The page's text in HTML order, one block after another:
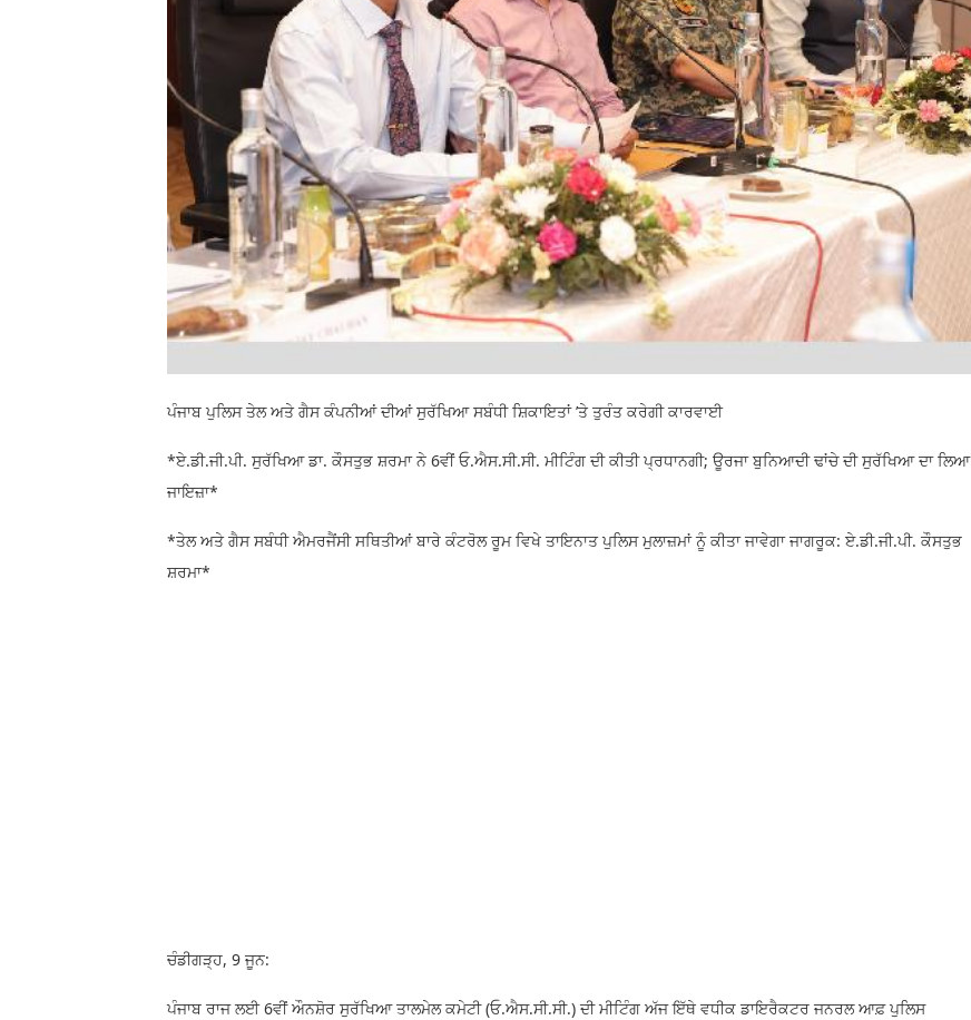
ਪੰਜਾਬ ਪੁਲਿਸ ਤੇਲ ਅਤੇ ਗੈਸ ਕੰਪਨੀਆਂ ਦੀਆਂ ਸੁਰੱਖਿਆ ਸਬੰਧੀ ਸ਼ਿਕਾਇਤਾਂ ’ਤੇ ਤੁਰੰਤ ਕਰੇਗੀ ਕਾਰਵਾਈ
*ਏ.ਡੀ.ਜੀ.ਪੀ. ਸੁਰੱਖਿਆ ਡਾ. ਕੌਸਤੁਭ ਸ਼ਰਮਾ ਨੇ 6ਵੀਂ ਓ.ਐਸ.ਸੀ.ਸੀ. ਮੀਟਿੰਗ ਦੀ ਕੀਤੀ ਪ੍ਰਧਾਨਗੀ; ਊਰਜਾ ਬੁਨਿਆਦੀ ਢਾਂਚੇ ਦੀ ਸੁਰੱਖਿਆ ਦਾ ਲਿਆ
ਜਾਇਜ਼ਾ*
*ਤੇਲ ਅਤੇ ਗੈਸ ਸਬੰਧੀ ਐਮਰਜੈਂਸੀ ਸਥਿਤੀਆਂ ਬਾਰੇ ਕੰਟਰੋਲ ਰੂਮ ਵਿਖੇ ਤਾਇਨਾਤ ਪੁਲਿਸ ਮੁਲਾਜ਼ਮਾਂ ਨੂੰ ਕੀਤਾ ਜਾਵੇਗਾ ਜਾਗਰੂਕ: ਏ.ਡੀ.ਜੀ.ਪੀ. ਕੌਸਤੁਭ
ਸ਼ਰਮਾ*
ਚੰਡੀਗੜ੍ਹ, 9 ਜੂਨ:
ਪੰਜਾਬ ਰਾਜ ਲਈ 6ਵੀਂ ਔਨਸ਼ੋਰ ਸੁਰੱਖਿਆ ਤਾਲਮੇਲ ਕਮੇਟੀ (ਓ.ਐਸ.ਸੀ.ਸੀ.) ਦੀ ਮੀਟਿੰਗ ਅੱਜ ਇੱਥੇ ਵਧੀਕ ਡਾਇਰੈਕਟਰ ਜਨਰਲ ਆਫ਼ ਪੁਲਿਸ